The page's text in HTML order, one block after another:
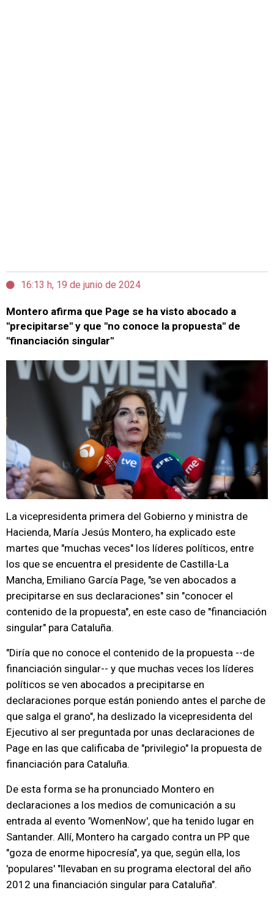
16:13 h, 19 de junio de 2024
Montero afirma que Page se ha visto abocado a
"precipitarse" y que "no conoce la propuesta" de
"financiación singular"
La vicepresidenta primera del Gobierno y ministra de
Hacienda, María Jesús Montero, ha explicado este
martes que "muchas veces" los líderes políticos, entre
los que se encuentra el presidente de Castilla-La
Mancha, Emiliano García Page, "se ven abocados a
precipitarse en sus declaraciones" sin "conocer el
contenido de la propuesta", en este caso de "financiación
singular" para Cataluña.
"Diría que no conoce el contenido de la propuesta --de
financiación singular-- y que muchas veces los líderes
políticos se ven abocados a precipitarse en
declaraciones porque están poniendo antes el parche de
que salga el grano", ha deslizado la vicepresidenta del
Ejecutivo al ser preguntada por unas declaraciones de
Page en las que calificaba de "privilegio" la propuesta de
financiación para Cataluña.
De esta forma se ha pronunciado Montero en
declaraciones a los medios de comunicación a su
entrada al evento 'WomenNow', que ha tenido lugar en
Santander. Allí, Montero ha cargado contra un PP que
"goza de enorme hipocresía", ya que, según ella, los
'populares' "llevaban en su programa electoral del año
2012 una financiación singular para Cataluña".